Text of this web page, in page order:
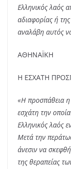
Ελληνικός λαός
αδιαφορίας ή
αναλάβη αυτός
ΑΘΗΝΑΪΚΗ
Η ΕΣΧΑΤΗ
«Η προσπάθεια η
εσχάτη την
Ελληνικός λαός
Μετά την
άνεσιν να
της θεραπείας